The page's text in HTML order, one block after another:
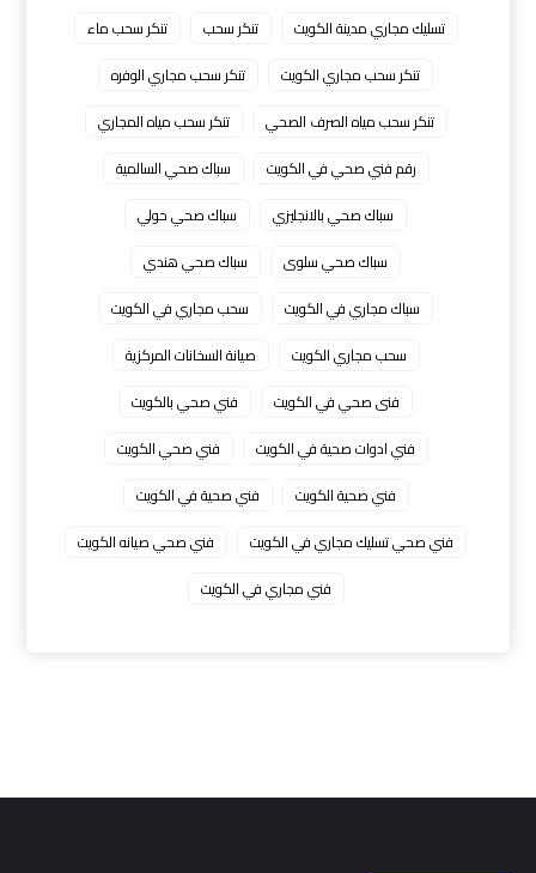
تسليك مجاري مدينة الكويت
تنكر سحب
تنكر سحب ماء
تنكر سحب مجاري الكويت
تنكر سحب مجاري الوفره
تنكر سحب مياه الصرف الصحي
تنكر سحب مياه المجاري
رقم فني صحي في الكويت
سباك صحي السالمية
سباك صحي بالانجليزي
سباك صحي حولي
سباك صحي سلوى
سباك صحي هندي
سباك مجاري في الكويت
سحب مجاري في الكويت
سحب مجاري الكويت
صيانة السخانات المركزية
فنى صحي في الكويت
فني صحي بالكويت
فني ادوات صحية في الكويت
فني صحي الكويت
فني صحية الكويت
فني صحية في الكويت
فني صحي تسليك مجاري في الكويت
فني صحي صيانه الكويت
فني مجاري في الكويت